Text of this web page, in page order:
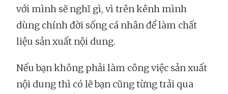
với mình sẽ nghĩ gì, vì trên kênh mình
dùng chính đời sống cá nhân để làm chất
liệu sản xuất nội dung.
Nếu bạn không phải làm công việc sản xuất
nội dung thì có lẽ bạn cũng từng trải qua